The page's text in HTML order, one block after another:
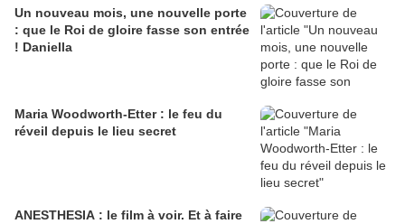
Un nouveau mois, une nouvelle porte
: que le Roi de gloire fasse son entrée
! Daniella
Maria Woodworth-Etter : le feu du
réveil depuis le lieu secret
ANESTHESIA : le film à voir. Et à faire